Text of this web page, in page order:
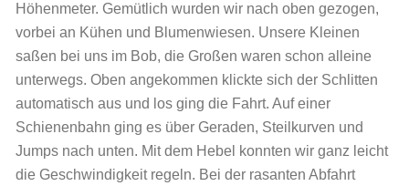
Höhenmeter. Gemütlich wurden wir nach oben gezogen,
vorbei an Kühen und Blumenwiesen. Unsere Kleinen
saßen bei uns im Bob, die Großen waren schon alleine
unterwegs. Oben angekommen klickte sich der Schlitten
automatisch aus und los ging die Fahrt. Auf einer
Schienenbahn ging es über Geraden, Steilkurven und
Jumps nach unten. Mit dem Hebel konnten wir ganz leicht
die Geschwindigkeit regeln. Bei der rasanten Abfahrt